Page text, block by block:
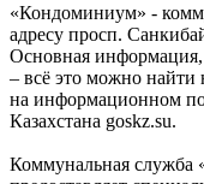
«Кондоминиум» -
адресу просп.
Основная
– всё это можно
на информационном
Казахстана goskz.su.
Коммунальная служба